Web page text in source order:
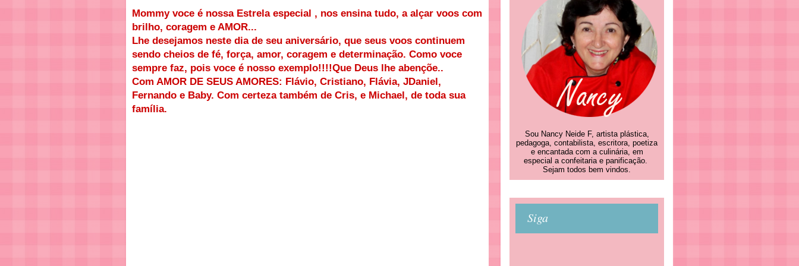
Mommy voce é nossa Estrela especial , nos ensina tudo, a alçar voos com
brilho, coragem e AMOR...
Lhe desejamos neste dia de seu aniversário, que seus voos continuem
sendo cheios de fé, força, amor, coragem e determinação. Como voce
sempre faz, pois voce é nosso exemplo!!!!Que Deus lhe abençõe..
Com AMOR DE SEUS AMORES: Flávio, Cristiano, Flávia, JDaniel,
Fernando e Baby. Com certeza também de Cris, e Michael, de toda sua
família.
Sou Nancy Neide F, artista plástica,
pedagoga, contabilista, escritora, poetiza
e encantada com a culinária, em
especial a confeitaria e panificação.
Sejam todos bem vindos.
Siga